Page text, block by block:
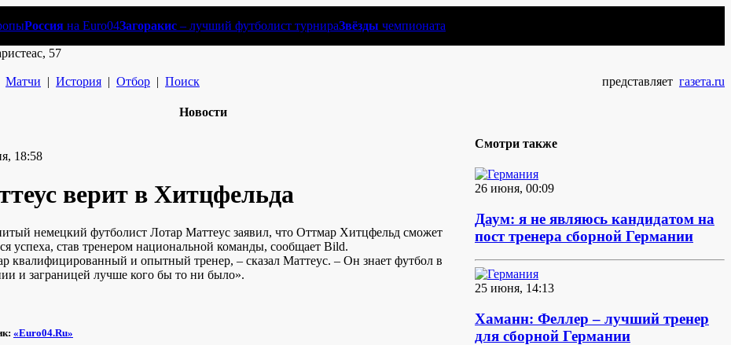
Россия на Euro04Загоракис – лучший футболист турнираЗвёзды чемпионата
57
Матчи | История | Отбор | Поиск представляет газета.ru
Новости
18:58
верит в Хитцфельда
немецкий футболист Лотар Маттеус заявил, что Оттмар Хитцфельд сможет
успеха, став тренером национальной команды, сообщает Bild.
квалифицированный и опытный тренер, – сказал Маттеус. – Он знает футбол в
и заграницей лучше кого бы то ни было».
«Euro04.Ru»
Смотри также
26 июня, 00:09
Даум: я не являюсь кандидатом на
пост тренера сборной Германии
25 июня, 14:13
Хаманн: Феллер – лучший тренер
для сборной Германии